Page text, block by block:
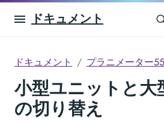
ドキュメント
ドキュメント プラニメーター55
小型ユニットと大
の切り替え